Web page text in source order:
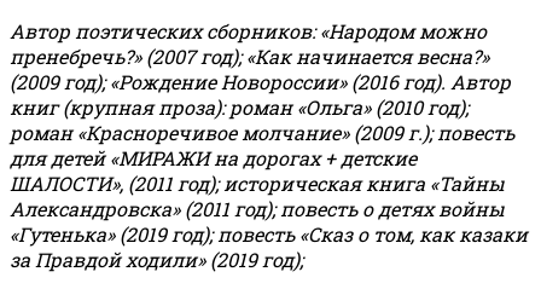
Автор поэтических сборников: «Народом можно
пренебречь?» (2007 год); «Как начинается весна?»
(2009 год); «Рождение Новороссии» (2016 год). Автор
книг (крупная проза): роман «Ольга» (2010 год);
роман «Красноречивое молчание» (2009 г.); повесть
для детей «МИРАЖИ на дорогах + детские
ШАЛОСТИ», (2011 год); историческая книга «Тайны
Александровска» (2011 год); повесть о детях войны
«Гутенька» (2019 год); повесть «Сказ о том, как казаки
за Правдой ходили» (2019 год);